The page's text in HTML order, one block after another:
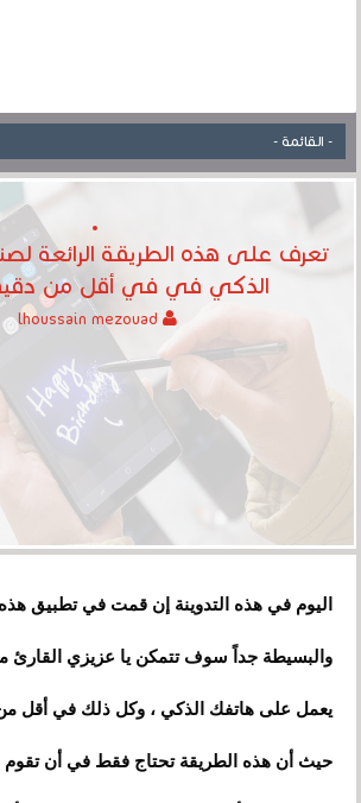
تعرف على هذه الطريقة الرائعة
الذكي في في أقل من
اليوم في هذه التدوينة إن قمت في تطبيق هذه
والبسيطة جداً سوف تتمكن يا عزيزي القارئ
يعمل على هاتفك الذكي ، وكل ذلك في أقل
حيث أن هذه الطريقة تحتاج فقط في أن تقوم